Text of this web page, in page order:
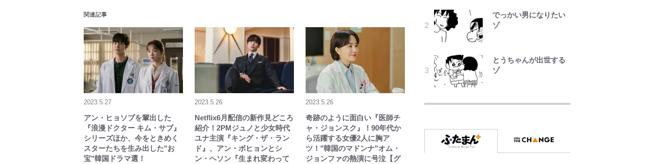
関連記事
2023.5.27
アン・ヒョソプを輩出した
『浪漫ドクター キム・サブ』
シリーズほか、今をときめく
スターたちを生み出した"お
宝"韓国ドラマ選！
2023.5.26
Netflix6月配信の新作見どころ
紹介！2PMジュノと少女時代
ユナ主演『キング・ザ・ラン
ド』、アン・ボヒョンとシ
ン・ヘソン『生まれ変わって
2023.5.26
奇跡のように面白い『医師チ
ャ・ジョンスク』！90年代か
ら活躍する女優2人に胸ア
ツ！"韓国のマドンナ"オム・
ジョンファの熱演に号泣【グ
でっかい男になりたい
ゾ
とうちゃんが出世する
ゾ
ケメン近影に「顔パン